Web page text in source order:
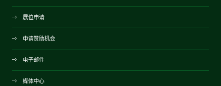
展位申请
申请赞助机会
电子邮件
媒体中心